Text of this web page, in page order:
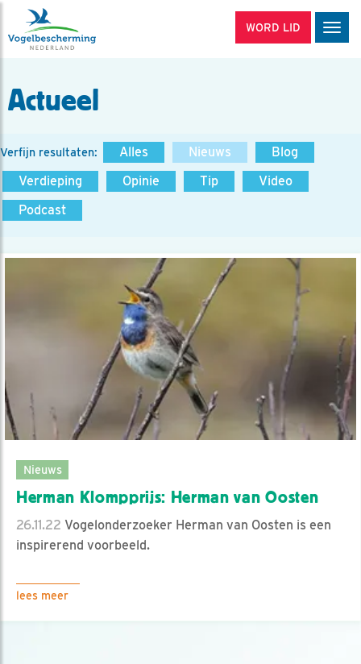
WORD LID
Actueel
Verfijn resultaten: Alles Nieuws
Blog
Verdieping
Opinie Tip
Video
Podcast
Nieuws
Herman Klompprijs: Herman van Oosten
26.11.22 Vogelonderzoeker Herman van Oosten is een
inspirerend voorbeeld.
lees meer